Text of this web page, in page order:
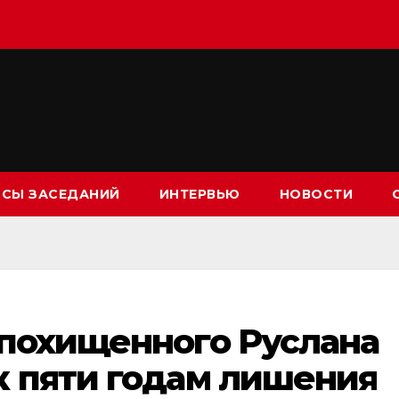
ЗАСЕДАНИЙ ИНТЕРВЬЮ НОВОСТИ
Руслана
пяти годам лишения